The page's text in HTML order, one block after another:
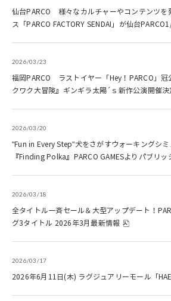
仙台PARCO 様々なカルチャーやコンテンツを
ス「PARCO FACTORY SENDAI」が仙台
2026/03/23
福岡PARCO ラストイヤー「Hey！PARCO」冠
クワク大冒険』ギンギラ太陽´ｓ新作公演開催決
2026/03/20
"Fun in Every Step"犬をさがすウォーキングシ
『Finding Polka』PARCO GAMESよりパブリッ
2026/03/18
全タイトル一斉セール＆大型アップデート！
グ3タイトル 2026年3月最新情報
2026/03/17
2026年6月11日(木) ラグジュアリーモール「